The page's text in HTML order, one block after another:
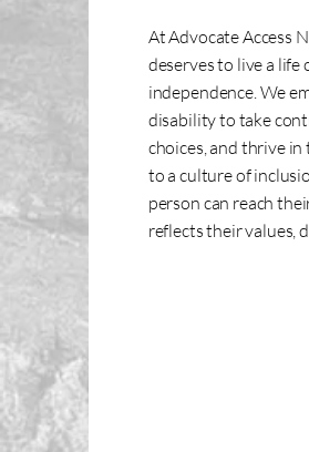
At Advocate Access
deserves to live a life
independence. We
disability to take
choices, and thrive
to a culture of
person can reach
reflects their values,